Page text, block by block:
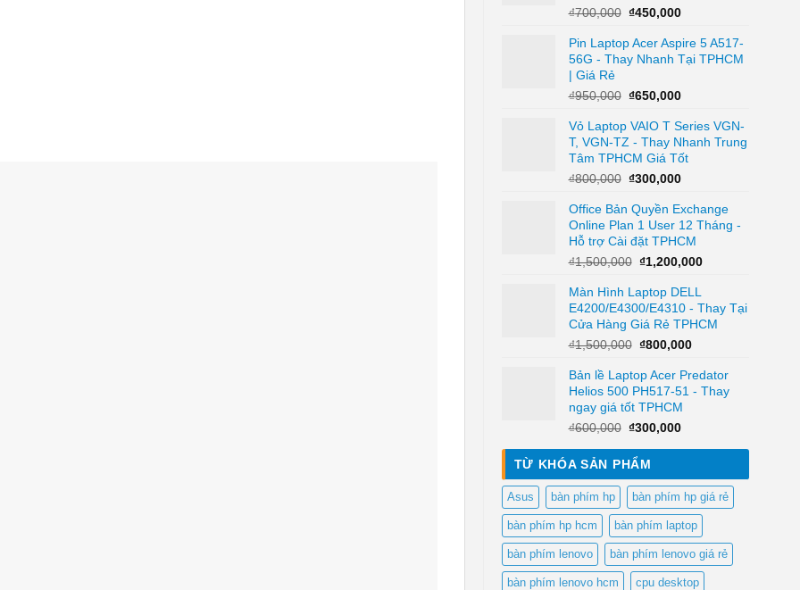
₫700,000 Giá
là:
₫700,000.
₫450,000Giá
tại
là:
Pin Laptop Acer Aspire 5 A517-
56G - Thay Nhanh Tại TPHCM
| Giá Rẻ
₫950,000 Giá
là:
₫950,000.
₫650,000Giá
tại
là:
₫650,000.
Vỏ Laptop VAIO T Series VGN-
T, VGN-TZ - Thay Nhanh Trung
Tâm TPHCM Giá Tốt
₫800,000 Giá
là:
₫800,000.
₫300,000Giá
tại
là:
₫300,000.
Office Bản Quyền Exchange
Online Plan 1 User 12 Tháng -
Hỗ trợ Cài đặt TPHCM
₫1,500,000 Giá
là:
₫1,500,000.
₫1,200,000Giá
tại
là:
₫1,200,000.
Màn Hình Laptop DELL
E4200/E4300/E4310 - Thay Tại
Cửa Hàng Giá Rẻ TPHCM
₫1,500,000 Giá
là:
₫1,500,000.
₫800,000Giá
tại
là:
Bản lề Laptop Acer Predator
Helios 500 PH517-51 - Thay
ngay giá tốt TPHCM
₫600,000 Giá
là:
₫300,000Giá
₫300,000.
TỪ KHÓA SẢN PHẨM
Asus bàn phím hp bàn phím hp giá rẻ
bàn phím hp hcm bàn phím laptop
bàn phím lenovo bàn phím lenovo giá rẻ
bàn phím lenovo hcm cpu desktop